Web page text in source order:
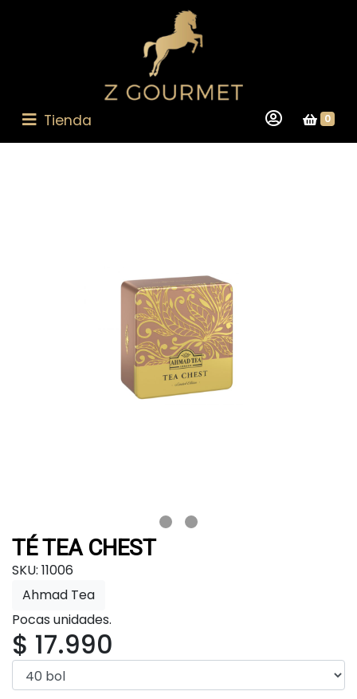
Tienda 0
TÉ TEA CHEST
SKU: 11006
Ahmad Tea
Pocas unidades.
$ 17.990